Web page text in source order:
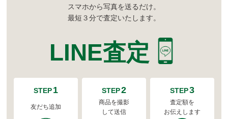
スマホから写真を送るだけ。
最短３分で査定いたします。
LINE査定
STEP1
友だち追加
STEP2
商品を撮影
して送信
STEP3
査定額を
お伝えします